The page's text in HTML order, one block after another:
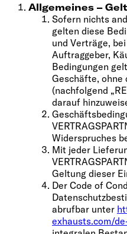
Allgemeines –
Sofern nichts
gelten diese
und Verträge,
Auftraggeber,
Bedingungen
Geschäfte, ohne
(nachfolgend
darauf
Widerspruches
Mit jeder
Geltung dieser
Der Code of
abrufbar unter
exhausts.com/